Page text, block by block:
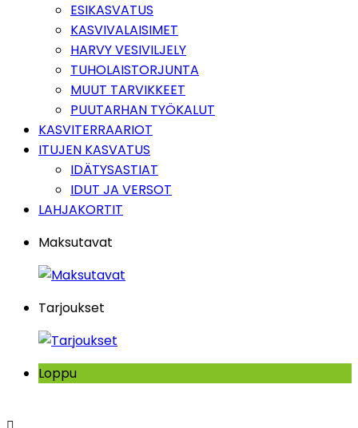
ESIKASVATUS
KASVIVALAISIMET
HARVY VESIVILJELY
TUHOLAISTORJUNTA
MUUT TARVIKKEET
PUUTARHAN TYÖKALUT
KASVITERRAARIOT
ITUJEN KASVATUS
IDÄTYSASTIAT
IDUT JA VERSOT
LAHJAKORTIT
Maksutavat
Tarjoukset
Loppu